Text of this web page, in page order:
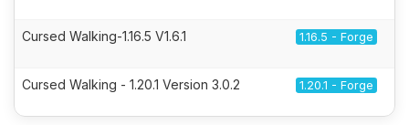
Cursed Walking-1.16.5 V1.6.1 1.16.5 - Forge
Cursed Walking - 1.20.1 Version 3.0.2 1.20.1 - Forge